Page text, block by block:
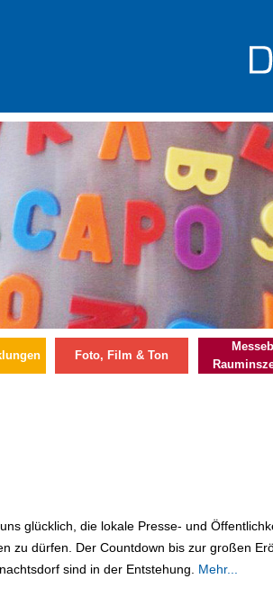
Foto, Film & Ton
glücklich, die lokale Presse- und
zu dürfen. Der Countdown bis zur großen
sind in der Entstehung. Mehr...